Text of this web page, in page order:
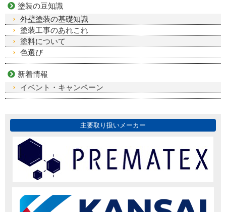
塗装の豆知識
外壁塗装の基礎知識
塗装工事のあれこれ
塗料について
色選び
新着情報
イベント・キャンペーン
主要取り扱いメーカー